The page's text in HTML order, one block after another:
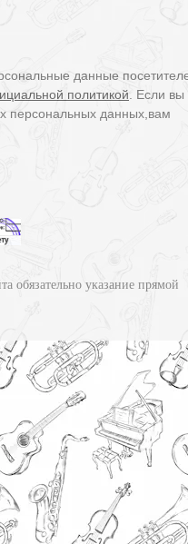
данные
политикой . Если
персональных данных,вам
обязательно указание прямой